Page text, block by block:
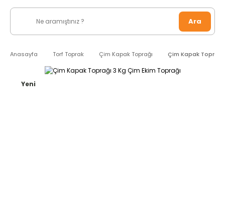
Ara
Anasayfa Torf Toprak Çim Kapak Toprağı Çim Kapak Toprağı
Yeni